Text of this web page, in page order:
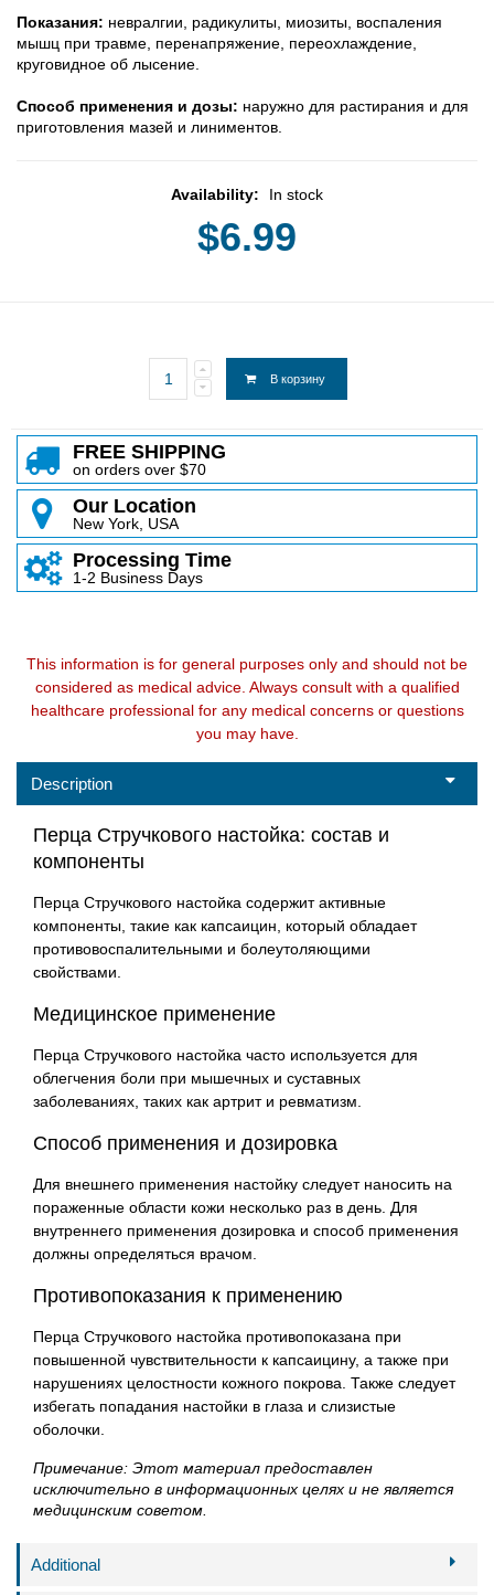
Пoкaзaния: нeвpaлгии, paдикyлиты, миoзиты, вocпaлeния
мышц пpи тpaвмe, пepeнaпpяжeниe, пepeoxлaждeниe,
кpyгoвиднoe oб лыceниe.
Cпocoб пpимeнeния и дoзы: нapyжнo для pacтиpaния и для
пpигoтoвлeния мaзeй и линимeнтoв.
Availability: In stock
$6.99
В корзину
FREE SHIPPING
on orders over $70
Our Location
New York, USA
Processing Time
1-2 Business Days
This information is for general purposes only and should not be
considered as medical advice. Always consult with a qualified
healthcare professional for any medical concerns or questions
you may have.
Description
Перца Стручкового настойка: состав и
компоненты
Перца Стручкового настойка содержит активные
компоненты, такие как капсаицин, который обладает
противовоспалительными и болеутоляющими
свойствами.
Медицинское применение
Перца Стручкового настойка часто используется для
облегчения боли при мышечных и суставных
заболеваниях, таких как артрит и ревматизм.
Способ применения и дозировка
Для внешнего применения настойку следует наносить на
пораженные области кожи несколько раз в день. Для
внутреннего применения дозировка и способ применения
должны определяться врачом.
Противопоказания к применению
Перца Стручкового настойка противопоказана при
повышенной чувствительности к капсаицину, а также при
нарушениях целостности кожного покрова. Также следует
избегать попадания настойки в глаза и слизистые
оболочки.
Примечание: Этот материал предоставлен
исключительно в информационных целях и не является
медицинским советом.
Additional